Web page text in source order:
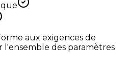
aux exigences de
des paramètres